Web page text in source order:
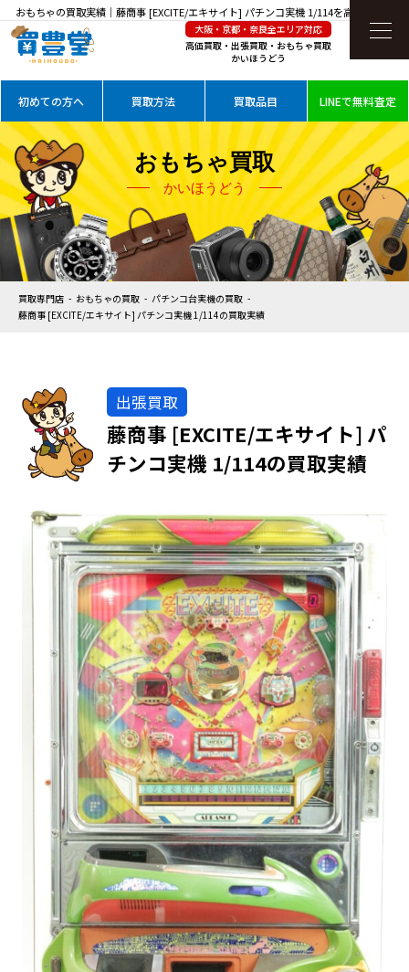
おもちゃの買取実績｜藤商事 [EXCITE/エキサイト] パチンコ実機 1/114を高価買取
大阪・京都・奈良全エリア対応
高価買取・出張買取・おもちゃ買取
かいほうどう
初めての方へ 買取方法 買取品目 LINEで無料査定
おもちゃ買取
かいほうどう
買取専門店 おもちゃの買取
パチンコ台実機の買取
藤商事 [EXCITE/エキサイト] パチンコ実機 1/114の買取実績
出張買取
藤商事 [EXCITE/エキサイト] パ
チンコ実機 1/114の買取実績